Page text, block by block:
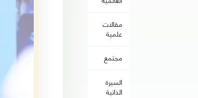
مقالات
علمية
مجتمع
السيرة
الذاتية